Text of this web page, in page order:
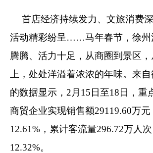
首店经济持续发力、文旅消费
活动精彩纷呈……马年春节，徐州
腾腾、活力十足，从商圈到景区
上，处处洋溢着浓浓的年味。来
的数据显示，2月15日至18日，重
商贸企业实现销售额29119.60万
12.61%，累计客流量296.72万人
12.32%。